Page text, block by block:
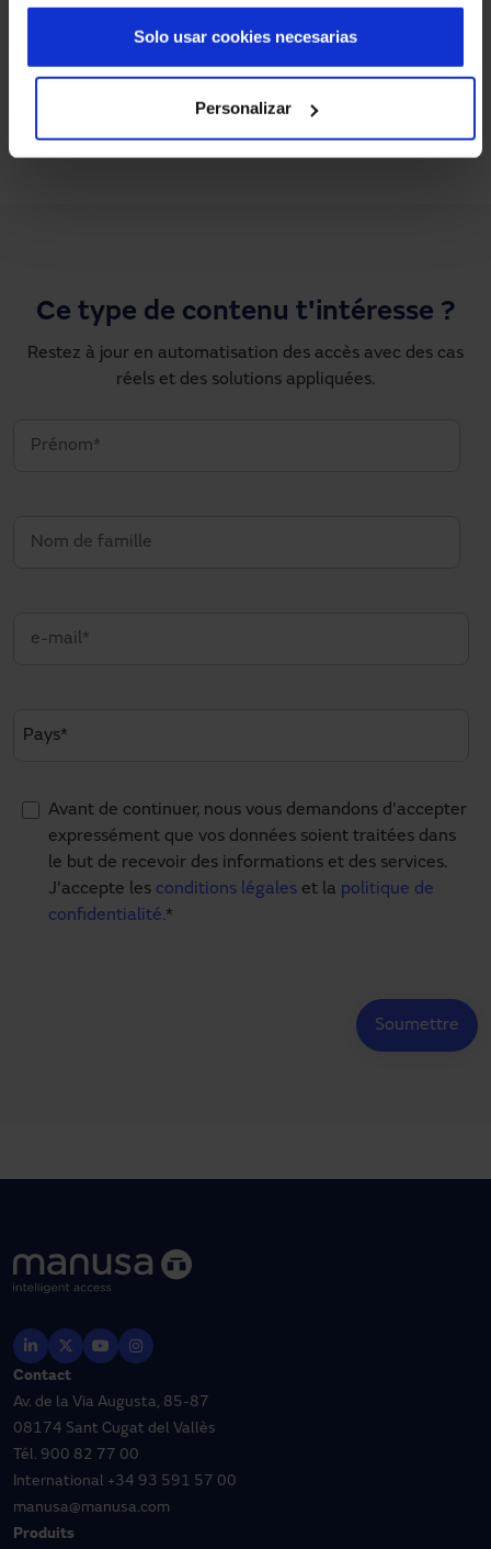
Personalizar
Solo usar cookies necesarias
Portes rapides pour la sécurité dans
l'industrie chimique
Ce type de contenu t'intéresse ?
Restez à jour en automatisation des accès avec des cas
réels et des solutions appliquées.
Avant de continuer, nous vous demandons d'accepter
expressément que vos données soient traitées dans
le but de recevoir des informations et des services.
J'accepte les conditions légales et la politique de
confidentialité.*
Contact
Av. de la Via Augusta, 85-87
08174 Sant Cugat del Vallès
Tél. 900 82 77 00
International +34 93 591 57 00
manusa@manusa.com
Produits